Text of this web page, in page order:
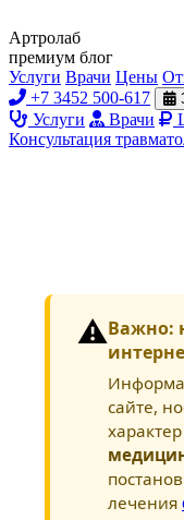
Артролаб
премиум блог
Услуги Врачи Цены
+7 3452 500-617
Услуги Врачи
Консультация
⚠️Важно:
сайте,
лечения